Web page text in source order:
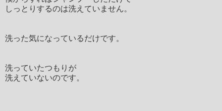
しっとりするのは洗えていません。
洗った気になっているだけです。
洗っていたつもりが
洗えていないのです。